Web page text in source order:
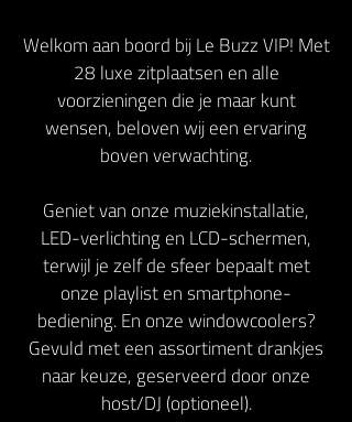
Welkom aan boord bij Le Buzz VIP! Met
28 luxe zitplaatsen en alle
voorzieningen die je maar kunt
wensen, beloven wij een ervaring
boven verwachting.
Geniet van onze muziekinstallatie,
LED-verlichting en LCD-schermen,
terwijl je zelf de sfeer bepaalt met
onze playlist en smartphone-
bediening. En onze windowcoolers?
Gevuld met een assortiment drankjes
naar keuze, geserveerd door onze
host/DJ (optioneel).